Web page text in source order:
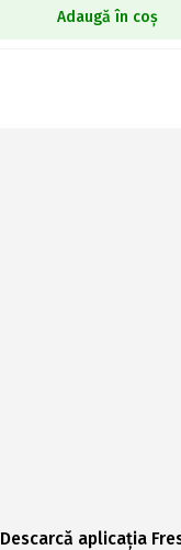
Adaugă în coș
Descarcă aplicația